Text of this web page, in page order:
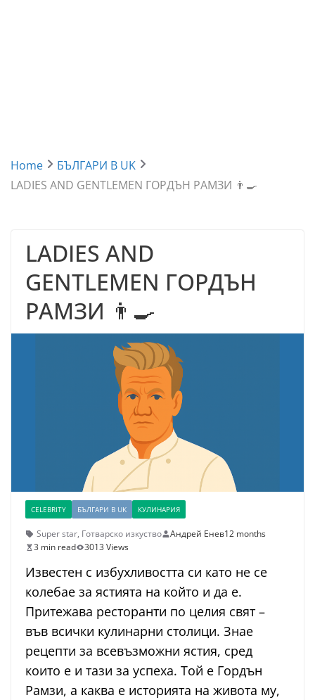
Home
БЪЛГАРИ В UK
LADIES AND GENTLEMEN ГОРДЪН РАМЗИ 👨‍🍳
LADIES AND
GENTLEMEN ГОРДЪН
РАМЗИ 👨‍🍳
CELEBRITY БЪЛГАРИ В UK КУЛИНАРИЯ
Super star, Готварско изкуство Андрей Енев12 months
3 min read
3013 Views
Известен с избухливостта си като не се
колебае за ястията на който и да е.
Притежава ресторанти по целия свят –
във всички кулинарни столици. Знае
рецепти за всевъзможни ястия, сред
които е и тази за успеха. Той е Гордън
Рамзи, а каква е историята на живота му,